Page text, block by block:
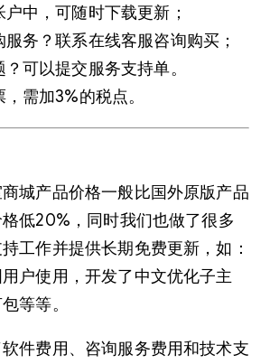
中，可随时下载更新；
服务？联系在线客服咨询购买；
可以提交服务支持单。
需加3%的税点。
城产品价格一般比国外原版产品
低20%，同时我们也做了很多
工作并提供长期免费更新，如：
户使用，开发了中文优化子主
等等。
件费用、咨询服务费用和技术支